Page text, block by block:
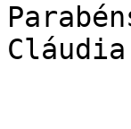
Cláudia